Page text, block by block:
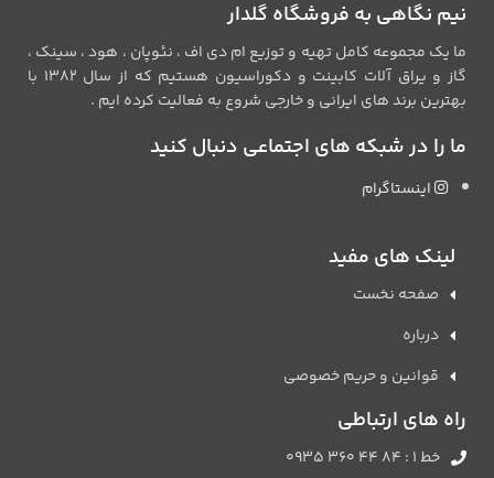
نیم نگاهی به فروشگاه گلدار
ما یک مجموعه کامل تهیه و توزیع ام دی اف ، نئوپان ، هود ، سینک ،
گاز و یراق آلات کابینت و دکوراسیون هستیم که از سال 1382 با
بهترین برند های ایرانی و خارجی شروع به فعالیت کرده ایم .
ما را در شبکه های اجتماعی دنبال کنید
اینستاگرام
لینک های مفید
صفحه نخست
درباره
قوانین و حریم خصوصی
راه های ارتباطی
خط 1 : 84 44 360 0935